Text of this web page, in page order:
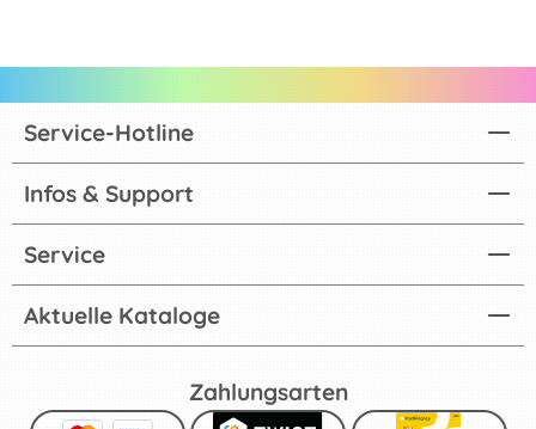
Aktuelle Kataloge
Service-Hotline
Infos & Support
Service
Zahlungsarten